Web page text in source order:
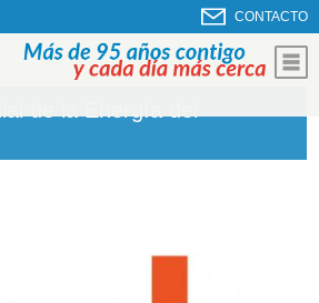
CONTACTO
de la Energía del